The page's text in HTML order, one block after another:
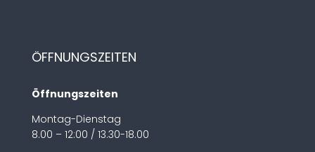
ÖFFNUNGSZEITEN
Öffnungszeiten
Montag-Dienstag
8.00 – 12:00 / 13.30-18.00